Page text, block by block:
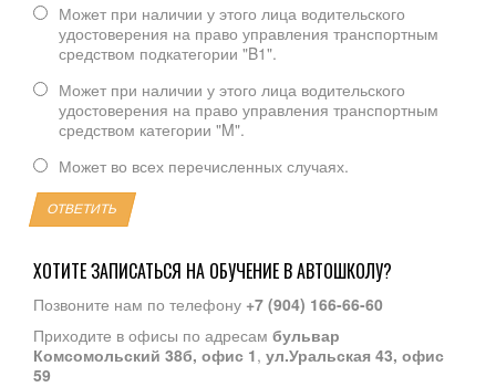
Может при наличии у этого лица водительского
удостоверения на право управления транспортным
средством подкатегории "B1".
Может при наличии у этого лица водительского
удостоверения на право управления транспортным
средством категории "M".
Может во всех перечисленных случаях.
ОТВЕТИТЬ
ХОТИТЕ ЗАПИСАТЬСЯ НА ОБУЧЕНИЕ В АВТОШКОЛУ?
Позвоните нам по телефону +7 (904) 166-66-60
Приходите в офисы по адресам бульвар
Комсомольский 38б, офис 1, ул.Уральская 43, офис
59